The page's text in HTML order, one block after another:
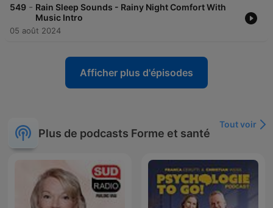
549 - Rain Sleep Sounds - Rainy Night Comfort With
Music Intro
05 août 2024
Afficher plus d'épisodes
Plus de podcasts Forme et santé
Tout voir